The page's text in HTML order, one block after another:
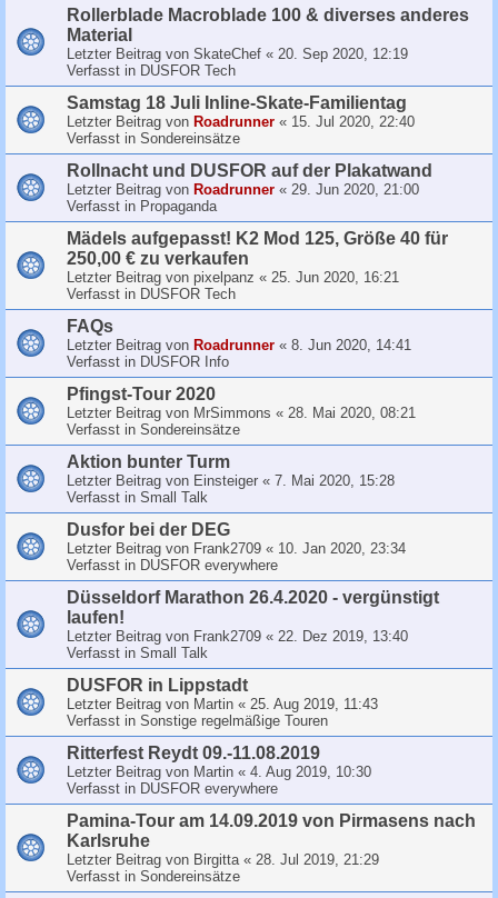
Rollerblade Macroblade 100 & diverses anderes
Material
Letzter Beitrag von SkateChef « 20. Sep 2020, 12:19
Verfasst in DUSFOR Tech
Samstag 18 Juli Inline-Skate-Familientag
Letzter Beitrag von Roadrunner « 15. Jul 2020, 22:40
Verfasst in Sondereinsätze
Rollnacht und DUSFOR auf der Plakatwand
Letzter Beitrag von Roadrunner « 29. Jun 2020, 21:00
Verfasst in Propaganda
Mädels aufgepasst! K2 Mod 125, Größe 40 für
250,00 € zu verkaufen
Letzter Beitrag von pixelpanz « 25. Jun 2020, 16:21
Verfasst in DUSFOR Tech
FAQs
Letzter Beitrag von Roadrunner « 8. Jun 2020, 14:41
Verfasst in DUSFOR Info
Pfingst-Tour 2020
Letzter Beitrag von MrSimmons « 28. Mai 2020, 08:21
Verfasst in Sondereinsätze
Aktion bunter Turm
Letzter Beitrag von Einsteiger « 7. Mai 2020, 15:28
Verfasst in Small Talk
Dusfor bei der DEG
Letzter Beitrag von Frank2709 « 10. Jan 2020, 23:34
Verfasst in DUSFOR everywhere
Düsseldorf Marathon 26.4.2020 - vergünstigt
laufen!
Letzter Beitrag von Frank2709 « 22. Dez 2019, 13:40
Verfasst in Small Talk
DUSFOR in Lippstadt
Letzter Beitrag von Martin « 25. Aug 2019, 11:43
Verfasst in Sonstige regelmäßige Touren
Ritterfest Reydt 09.-11.08.2019
Letzter Beitrag von Martin « 4. Aug 2019, 10:30
Verfasst in DUSFOR everywhere
Pamina-Tour am 14.09.2019 von Pirmasens nach
Karlsruhe
Letzter Beitrag von Birgitta« 28. Jul 2019, 21:29
Verfasst in Sondereinsätze